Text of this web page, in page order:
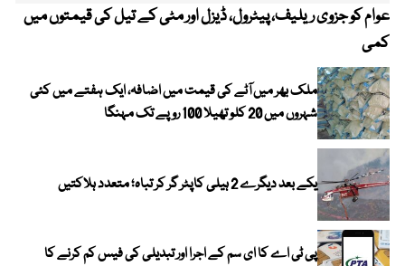
عوام کو جزوی ریلیف، پیٹرول، ڈیزل اور مٹی کے تیل کی قیمتوں میں
کمی
ملک بھر میں آٹے کی قیمت میں اضافہ، ایک ہفتے میں کئی
شہروں میں 20 کلو تھیلا 100 روپے تک مہنگا
یکے بعد دیگرے 2 ہیلی کاپٹر گر کر تباہ؛ متعدد ہلاکتیں
پی ٹی اے کا ای سم کے اجرا اور تبدیلی کی فیس کم کرنے کا